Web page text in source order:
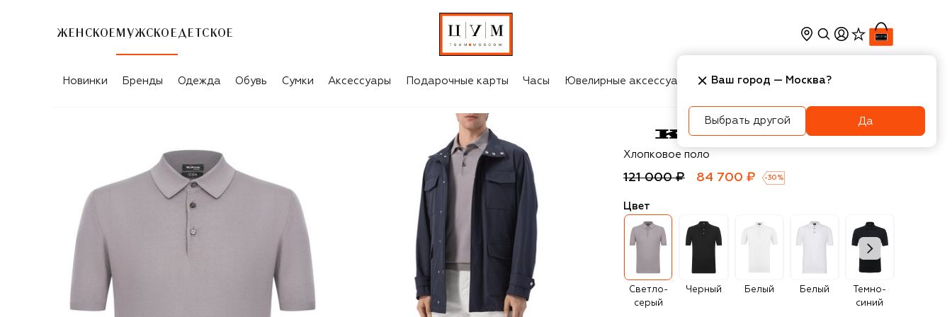
ЖЕНСКОЕ МУЖСКОЕ ДЕТСКОЕ
Новинки Бренды Одежда Обувь Сумки Аксессуары Подарочные карты Часы Ювелирные аксессуары Косметика Интерьер
Kiton
Хлопковое поло
121 000 ₽ 84 700 ₽ -30 %
Цвет
Светло-
серый
Черный Белый Белый
Темно-
синий
Ваш город — Москва?
Выбрать другой Да